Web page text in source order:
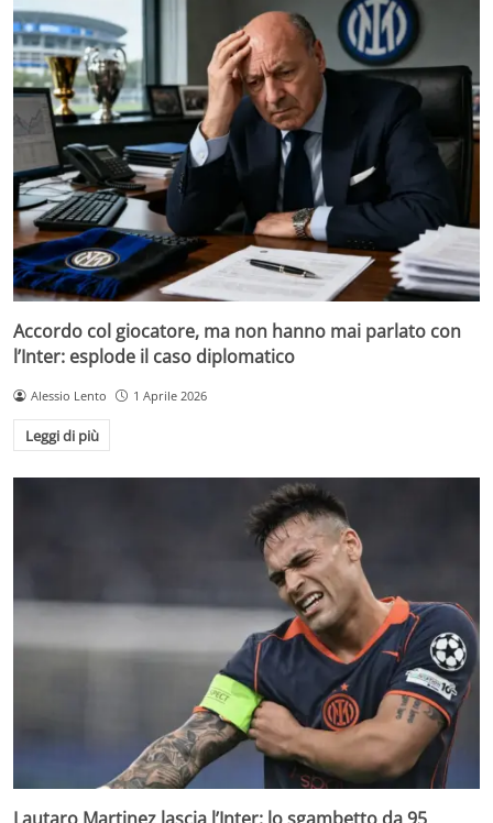
Accordo col giocatore, ma non hanno mai parlato con
l’Inter: esplode il caso diplomatico
Alessio Lento 1 Aprile 2026
Leggi di più